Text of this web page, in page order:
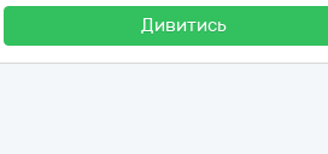
Дивитись